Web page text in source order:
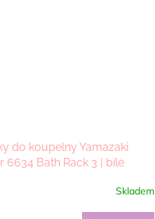
do koupelny Yamazaki
6634 Bath Rack 3 | bílé
Skladem